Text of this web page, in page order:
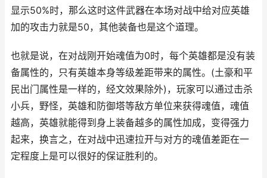
显示50%时，那么这时这件武器在本场对战中给对应英雄
加的攻击力就是50，其他装备也是这个道理。
也就是说，在对战刚开始魂值为0时，每个英雄都是没有装
备属性的，只有英雄本身等级差距带来的属性。(土豪和平
民出门属性是一样的，经文效果除外)，玩家可以通过击杀
小兵，野怪，英雄和防御塔等敌方单位来获得魂值，魂值
越高，英雄就能得到身上装备越多的属性加成，变得强力
起来，换言之，在对战中迅速拉开与对方的魂值差距在一
定程度上是可以很好的保证胜利的。